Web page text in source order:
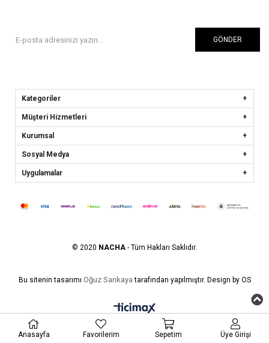
GÖNDER
Kategoriler
Müşteri Hizmetleri
Kurumsal
Sosyal Medya
Uygulamalar
© 2020 NACHA - Tüm Hakları Saklıdır.
Bu sitenin tasarımı Oğuz Sarıkaya tarafından yapılmıştır. Design by OS
Anasayfa Favorilerim Sepetim Üye Girişi